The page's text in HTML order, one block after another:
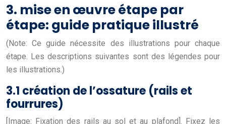
3. mise en œuvre étape par
étape: guide pratique illustré
(Note: Ce guide nécessite des illustrations pour chaque
étape. Les descriptions suivantes sont des légendes pour
les illustrations.)
3.1 création de l’ossature (rails et
fourrures)
[Image: Fixation des rails au sol et au plafond]. Fixez les